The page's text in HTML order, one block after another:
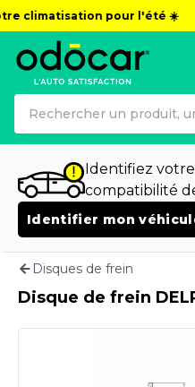
climatisation pour l'été ☀️
Identifiez
compatibilité
Identifier mon
Disques de frein
Disque de frein